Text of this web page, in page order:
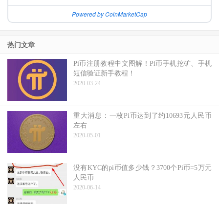
Powered by CoinMarketCap
热门文章
Pi币注册教程中文图解！Pi币手机挖矿、手机
短信验证新手教程！
2020-03-24
重大消息：一枚Pi币达到了约10693元人民币
左右
2020-05-01
没有KYC的pi币值多少钱？3700个Pi币=5万元
人民币
2020-06-14